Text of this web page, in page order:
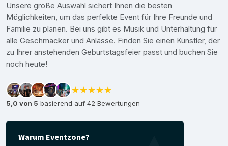
Unsere große Auswahl sichert Ihnen die besten
Möglichkeiten, um das perfekte Event für Ihre Freunde und
Familie zu planen. Bei uns gibt es Musik und Unterhaltung für
alle Geschmäcker und Anlässe. Finden Sie einen Künstler, der
zu Ihrer anstehenden Geburtstagsfeier passt und buchen Sie
noch heute!
★★★★★
5,0 von 5 basierend auf 42 Bewertungen
Warum Eventzone?